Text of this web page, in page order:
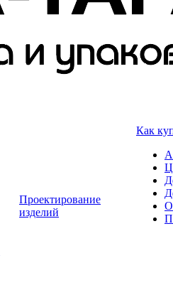
Проектирование
изделий
Как